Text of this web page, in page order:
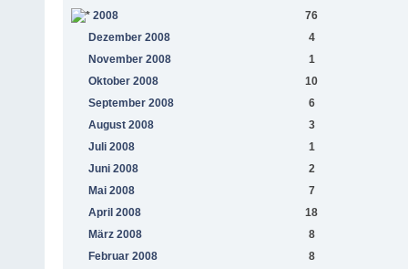
2008
76
Dezember 2008
4
November 2008
1
Oktober 2008
10
September 2008
6
August 2008
3
Juli 2008
1
Juni 2008
2
Mai 2008
7
April 2008
18
März 2008
8
Februar 2008
8